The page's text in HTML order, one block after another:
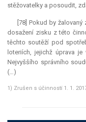
stěžovatelky a posoudit,
[78] Pokud by
dosažení zisku z této
těchto soutěží pod
loteriích, jejichž úprava
Nejvyššího správního
(…)
1) Zrušen s účinností 1. 1.